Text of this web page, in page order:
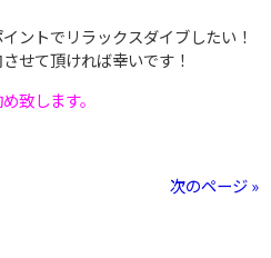
ントでリラックスダイブしたい！
せて頂ければ幸いです！
致します。
次のページ »